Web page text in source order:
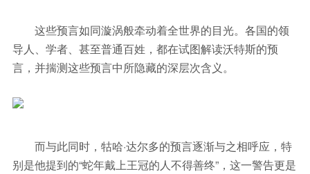
这些预言如同漩涡般牵动着全世界的目光。各国的领
导人、学者、甚至普通百姓，都在试图解读沃特斯的预
言，并揣测这些预言中所隐藏的深层次含义。
而与此同时，牯哈·达尔多的预言逐渐与之相呼应，特
别是他提到的“蛇年戴上王冠的人不得善终”，这一警告更是